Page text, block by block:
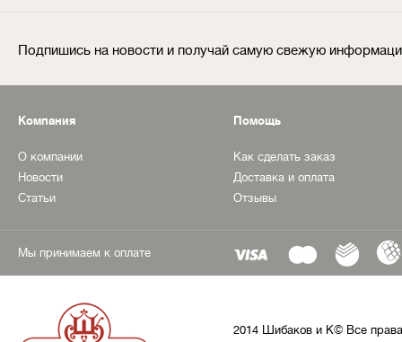
Подпишись на новости и получай самую свежую
Компания
О компании
Новости
Статьи
Помощь
Как сделать заказ
Доставка и оплата
Отзывы
Мы принимаем к оплате
2014 Шибаков и К© Все